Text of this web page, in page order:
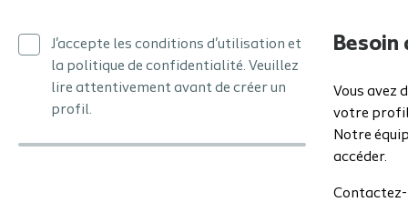
J'accepte les conditions d'utilisation et
la politique de confidentialité. Veuillez
lire attentivement avant de créer un
profil.
Besoin
Vous avez
votre
Notre
accéder.
Contactez-